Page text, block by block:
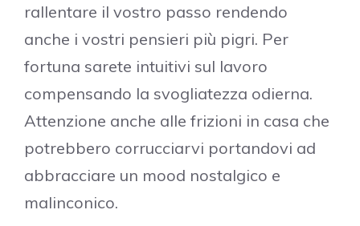
rallentare il vostro passo rendendo
anche i vostri pensieri più pigri. Per
fortuna sarete intuitivi sul lavoro
compensando la svogliatezza odierna.
Attenzione anche alle frizioni in casa che
potrebbero corrucciarvi portandovi ad
abbracciare un mood nostalgico e
malinconico.